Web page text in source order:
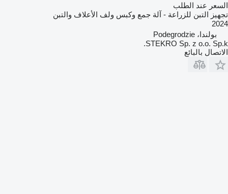
السعر عند الطلب
تجهيز التبن للزراعة - آلة جمع وكبس ولف الأعلاف والتبن
2024
بولندا، Podegrodzie
STEKRO Sp. z o.o. Sp.k.
الاتصال بالبائع